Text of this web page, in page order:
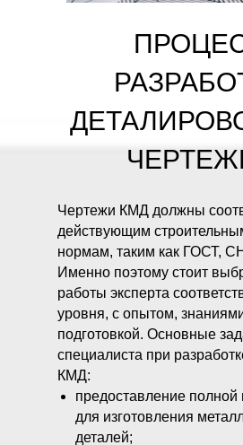
Чертежи КМД должны
действующим
нормам, таким как ГОСТ,
Именно поэтому стоит
работы эксперта
уровня, с опытом,
подготовкой. Основные
специалиста при
КМД:
предоставление
для изготовления
деталей;